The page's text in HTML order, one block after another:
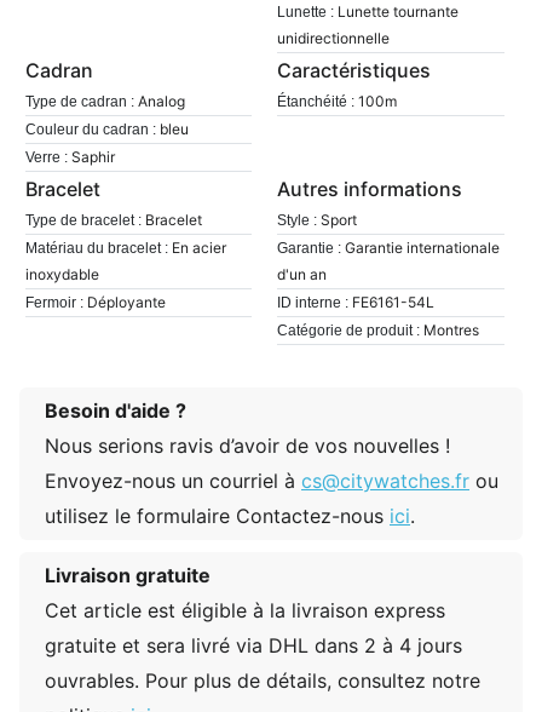
Lunette : Lunette tournante
unidirectionnelle
Cadran
Type de cadran : Analog
Couleur du cadran : bleu
Verre : Saphir
Caractéristiques
Étanchéité : 100m
Bracelet
Type de bracelet : Bracelet
Matériau du bracelet : En acier
inoxydable
Fermoir : Déployante
Autres informations
Style : Sport
Garantie : Garantie internationale
d'un an
ID interne : FE6161-54L
Catégorie de produit : Montres
Besoin d'aide ?
Nous serions ravis d’avoir de vos nouvelles !
Envoyez-nous un courriel à cs@citywatches.fr ou
utilisez le formulaire Contactez-nous ici.
Livraison gratuite
Cet article est éligible à la livraison express
gratuite et sera livré via DHL dans 2 à 4 jours
ouvrables. Pour plus de détails, consultez notre